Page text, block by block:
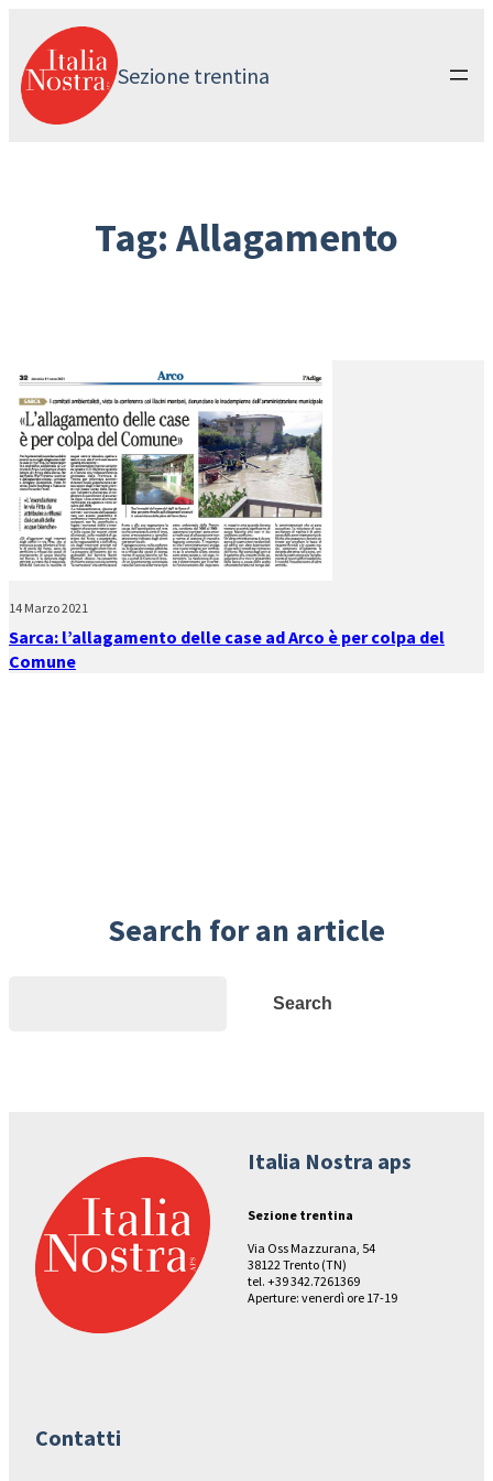
contenuto
Sezione trentina
Tag: Allagamento
14 Marzo 2021
Sarca: l’allagamento delle case ad Arco è per colpa del
Comune
Search for an article
Search
Italia Nostra aps
Sezione trentina
Via Oss Mazzurana, 54
38122 Trento (TN)
tel. +39 342.7261369
Aperture: venerdì ore 17-19
Contatti